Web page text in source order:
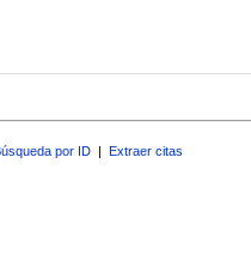
por ID | Extraer citas